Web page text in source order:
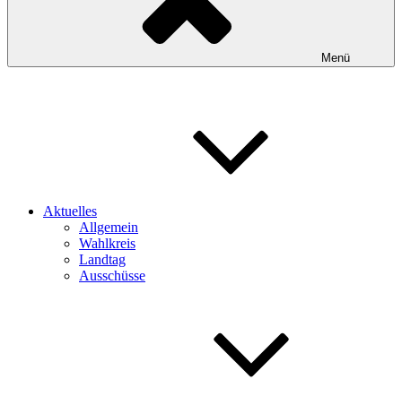
Menü
Aktuelles
Allgemein
Wahlkreis
Landtag
Ausschüsse